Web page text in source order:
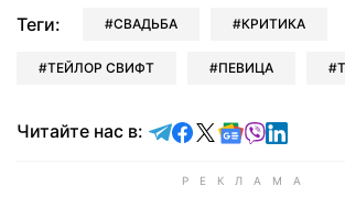
Теги: СВАДЬБА КРИТИКА
ТЕЙЛОР СВИФТ ПЕВИЦА
Читайте нас в: Читайте в Telegram
Читайте в
Читайте в X
Читайте в
Читайте